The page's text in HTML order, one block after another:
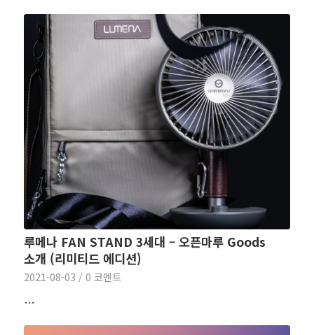
루메나 FAN STAND 3세대 – 오픈마루 Goods
소개 (리미티드 에디션)
2021-08-03 / 0 코멘트
…